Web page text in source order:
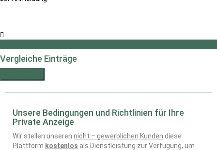
Vergleiche Einträge
Unsere Bedingungen und Richtlinien für Ihre
Private Anzeige
Wir stellen unseren nicht – gewerblichen Kunden diese
Plattform kostenlos als Dienstleistung zur Verfügung, um